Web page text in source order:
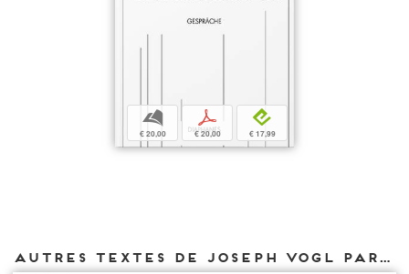
b
€ 20,00
p
€ 20,00
e
€ 17,99
Autres textes de Joseph Vogl parus chez DIAPHANES